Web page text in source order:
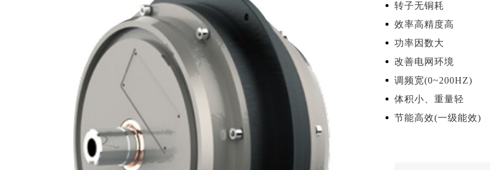
转子无铜耗
效率高精度高
功率因数大
改善电网环境
调频宽(0~200HZ)
体积小、重量轻
节能高效(一级能效)